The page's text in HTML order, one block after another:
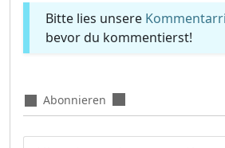
Bitte lies unsere
bevor du kommentierst!
Abonnieren